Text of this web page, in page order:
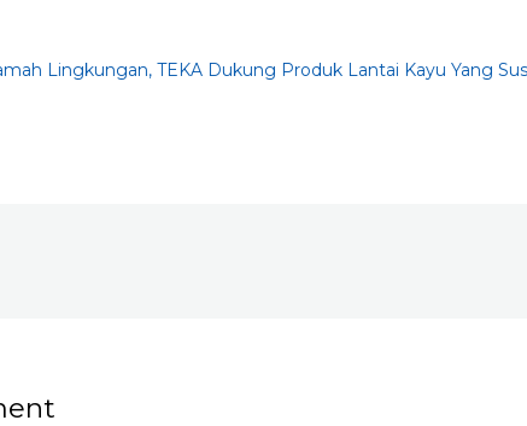
Lingkungan, TEKA Dukung Produk Lantai Kayu Yang